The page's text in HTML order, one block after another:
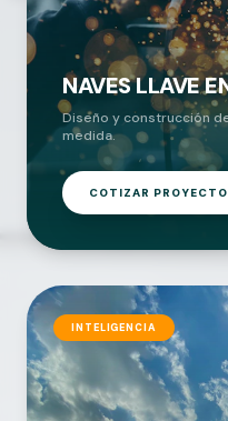
NAVES LLAVE
Diseño y construcción
medida.
COTIZAR PROYECTO
INTELIGENCIA